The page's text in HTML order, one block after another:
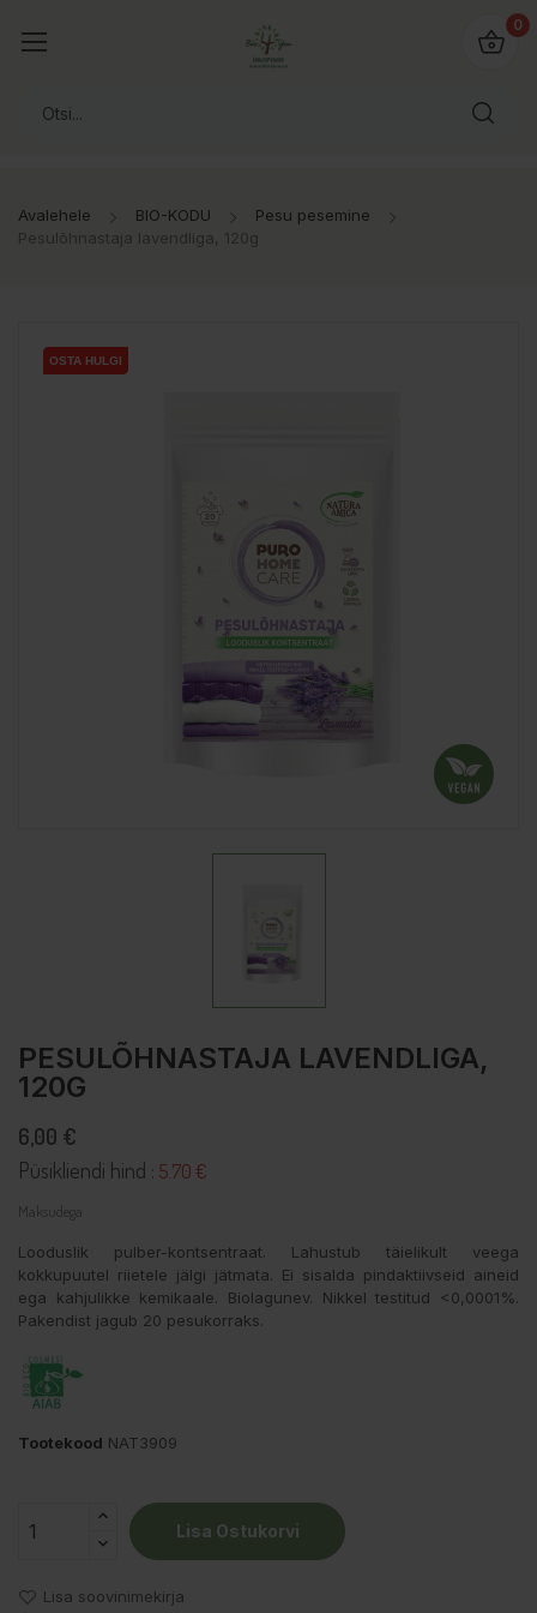
0
Avalehele BIO-KODU
Pesu pesemine
Pesulõhnastaja lavendliga, 120g
OSTA HULGI
OSTA HULGI
OSTA HULGI
PESULÕHNASTAJA LAVENDLIGA,
120G
6,00 €
Püsikliendi hind : 5.70 €
Maksudega
Looduslik pulber-kontsentraat. Lahustub täielikult veega
kokkupuutel riietele jälgi jätmata. Ei sisalda pindaktiivseid aineid
ega kahjulikke kemikaale. Biolagunev. Nikkel testitud <0,0001%.
Pakendist jagub 20 pesukorraks.
Tootekood NAT3909
Lisa Ostukorvi
Lisa soovinimekirja